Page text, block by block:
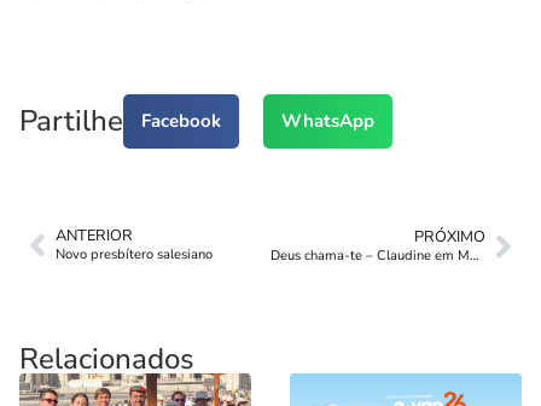
Partilhe Facebook WhatsApp
ANTERIOR
Novo presbítero salesiano
PRÓXIMO
Deus chama-te – Claudine em Mafra
Relacionados